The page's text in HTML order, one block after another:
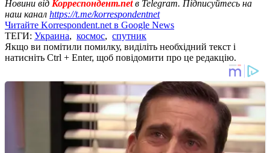
Новини від Корреспондент.netв Telegram. Підписуйтесь на
наш канал https://t.me/korrespondentnet
Читайте Korrespondent.net в Google News
ТЕГИ: Украина, космос, спутник
Якщо ви помітили помилку, виділіть необхідний текст і
натисніть Ctrl + Enter, щоб повідомити про це редакцію.